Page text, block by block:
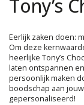
Tony’s
Eerlijk zaken doen:
Om deze
heerlijke Tony’s
laten ontspannen
persoonlijk maken
boodschap aan
gepersonaliseerd!